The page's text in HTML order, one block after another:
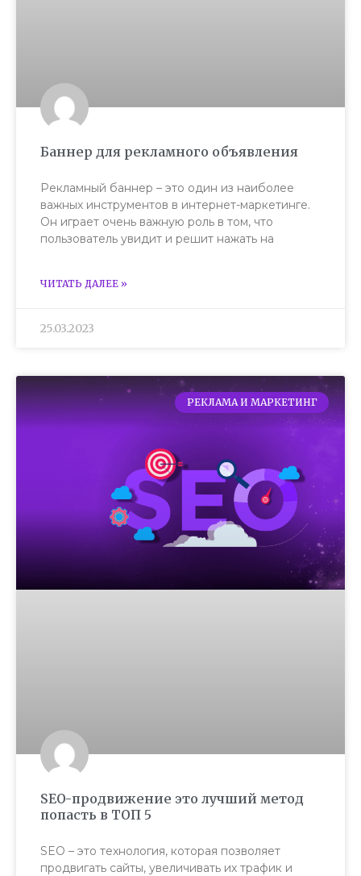
Баннер для рекламного объявления
Рекламный баннер – это один из наиболее
важных инструментов в интернет-маркетинге.
Он играет очень важную роль в том, что
пользователь увидит и решит нажать на
ЧИТАТЬ ДАЛЕЕ »
25.03.2023
РЕКЛАМА И МАРКЕТИНГ
SEO-продвижение это лучший метод
попасть в ТОП 5
SEO – это технология, которая позволяет
продвигать сайты, увеличивать их трафик и